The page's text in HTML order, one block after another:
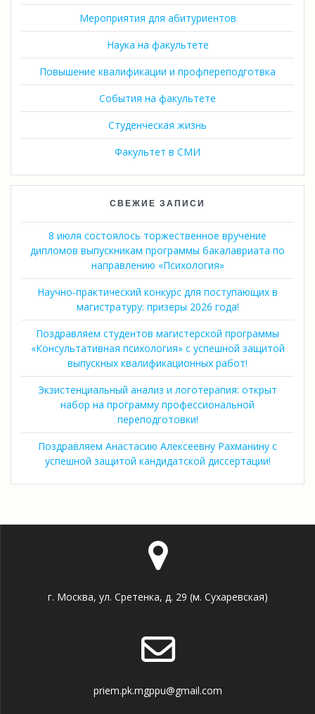
Мероприятия для абитуриентов
Наука на факультете
Повышение квалификации и профпереподготвка
События на факультете
Студенческая жизнь
Факультет в СМИ
СВЕЖИЕ ЗАПИСИ
8 июля состоялось торжественное вручение
дипломов выпускникам программы бакалавриата по
направлению «Психология»
Научно-практический конкурс для поступающих в
магистратуру: призеры 2026 года!
Поздравляем студентов магистерской программы
«Консультативная психология» с успешной защитой
выпускных квалификационных работ!
Экзистенциальный анализ и логотерапия: открыт
набор на программу профессиональной
переподготовки!
Поздравляем Анастасию Алексеевну Рахманину с
успешной защитой кандидатской диссертации!
г. Москва, ул. Сретенка, д. 29 (м. Сухаревская)
priem.pk.mgppu@gmail.com